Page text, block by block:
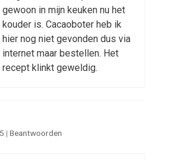
gewoon in mijn keuken nu het
kouder is. Cacaoboter heb ik
hier nog niet gevonden dus via
internet maar bestellen. Het
recept klinkt geweldig.
| Beantwoorden